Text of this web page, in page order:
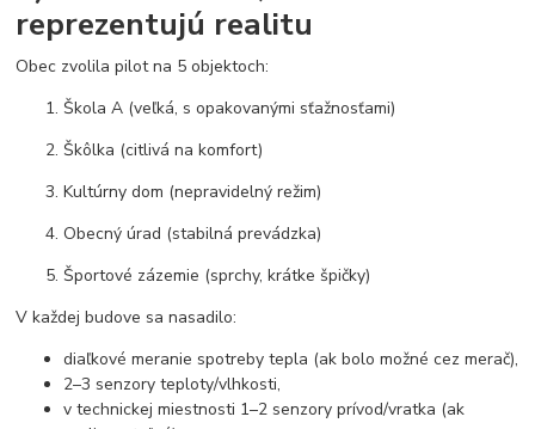
reprezentujú realitu
Obec zvolila pilot na 5 objektoch:
Škola A (veľká, s opakovanými sťažnosťami)
Škôlka (citlivá na komfort)
Kultúrny dom (nepravidelný režim)
Obecný úrad (stabilná prevádzka)
Športové zázemie (sprchy, krátke špičky)
V každej budove sa nasadilo:
diaľkové meranie spotreby tepla (ak bolo možné cez merač),
2–3 senzory teploty/vlhkosti,
v technickej miestnosti 1–2 senzory prívod/vratka (ak